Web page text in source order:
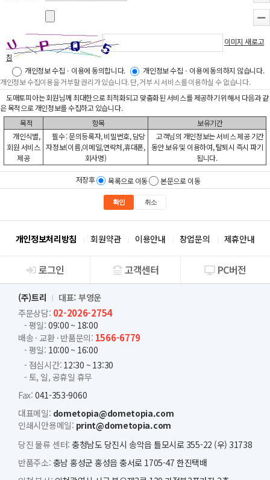
이미지 새로고
침
개인정보 수집ㆍ이용에 동의합니다.
개인정보 수집ㆍ이용에 동의하지 않습니다.
개인정보 수집이용을 거부할 권리가 있습니다. 단, 거부 시 서비스를 이용하실 수 없습니다.
도매토피아는 회원님께 최대한으로 최적화되고 맞춤화된 서비스를 제공하기 위해서 다음과 같
은 목적으로 개인정보를 수집하고 있습니다.
목적
항목
보유기간
개인식별,
회원 서비스
제공
필수 : 문의등록자, 비밀번호, 담당
자정보(이름,이메일,연락처,휴대폰,
회사명)
고객님의 개인정보는 서비스 제공 기간
동안 보유 및 이용하여, 탈퇴시 즉시 파기
됩니다.
저장후 목록으로 이동 본문으로 이동
확인 취소
개인정보처리방침 회원약관 이용안내 창업문의 제휴안내
회사소개
로그인 고객센터 PC버전
(주)트리
대표: 부영운
주문상담: 02-2026-2754
- 평일: 09:00 ~ 18:00
배송 · 교환 · 반품문의: 1566-6779
- 평일: 10:00 ~ 16:00
- 점심시간: 12:30 ~ 13:30
- 토, 일, 공휴일 휴무
Fax: 041-353-9060
대표메일: dometopia@dometopia.com
인쇄시안용메일: print@dometopia.com
당진 물류 센터: 충청남도 당진시 송악읍 틀모시로 355-22 (우) 31738
반품주소: 충남 홍성군 홍성읍 충서로 1705-47 한진택배